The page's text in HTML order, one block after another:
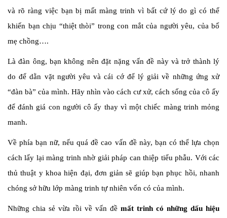
và rõ ràng việc bạn bị mất màng trinh vì bất cứ lý do gì có thể
khiến bạn chịu “thiệt thòi” trong con mắt của người yêu, của bố
mẹ chồng….
Là đàn ông, bạn không nên đặt nặng vấn đề này và trở thành lý
do để dằn vặt người yêu và cái cớ để lý giải về những ứng xử
“đàn bà” của mình. Hãy nhìn vào cách cư xử, cách sống của cô ấy
để đánh giá con người cô ấy thay vì một chiếc màng trinh mỏng
manh.
Về phía bạn nữ, nếu quá đề cao vấn đề này, bạn có thể lựa chọn
cách lấy lại màng trinh nhờ giải pháp can thiệp tiểu phẫu. Với các
thủ thuật y khoa hiện đại, đơn giản sẽ giúp bạn phục hồi, nhanh
chóng sở hữu lớp màng trinh tự nhiên vốn có của mình.
Những chia sẻ vừa rồi về vấn đề mất trinh có những dấu hiệu